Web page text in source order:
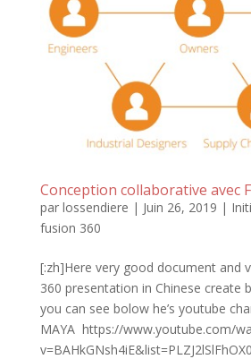
Conception collaborative avec
par lossendiere | Juin 26, 2019 |
fusion 360
[:zh]Here very good document and
360 presentation in Chinese create
you can see bolow he’s youtube
MAYA https://www.youtube.com/